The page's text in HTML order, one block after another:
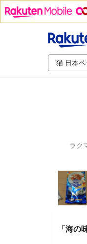
ラク
「海